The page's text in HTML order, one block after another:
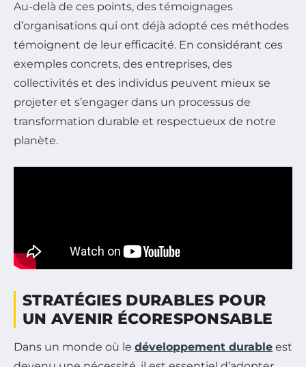
Au-delà de ces points, des témoignages
d’organisations qui ont déjà adopté ces méthodes
témoignent de leur efficacité. En considérant ces
exemples concrets, des entreprises, des
collectivités et des individus peuvent mieux se
projeter et s’engager dans un processus de
transformation durable et respectueux de notre
planète.
STRATÉGIES DURABLES POUR
UN AVENIR ÉCORESPONSABLE
Dans un monde où le développement durable est